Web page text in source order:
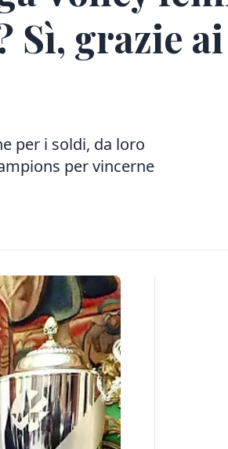
Sì, grazie
per i soldi, da loro
per vincerne